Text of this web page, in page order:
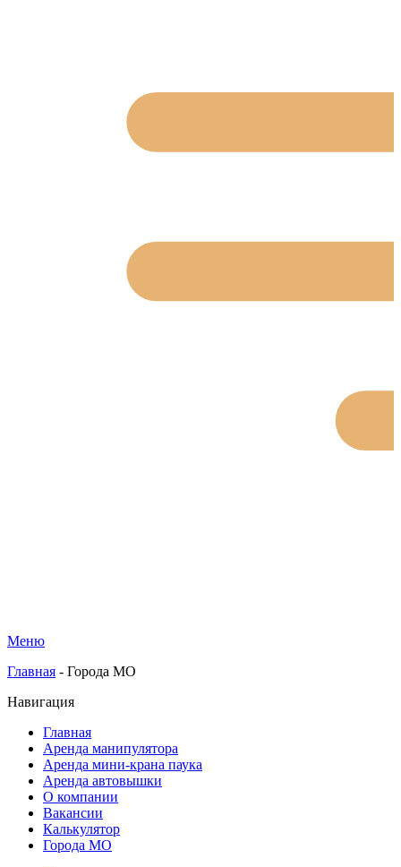
Меню
Главная - Города МО
Навигация
Главная
Аренда манипулятора
Аренда мини-крана паука
Аренда автовышки
О компании
Вакансии
Калькулятор
Города МО